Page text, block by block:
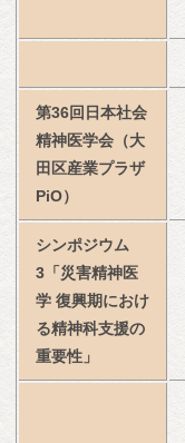
第36回日本社会
精神医学会（大
田区産業プラザ
PiO）
シンポジウム
3「災害精神医
学 復興期におけ
る精神科支援の
重要性」